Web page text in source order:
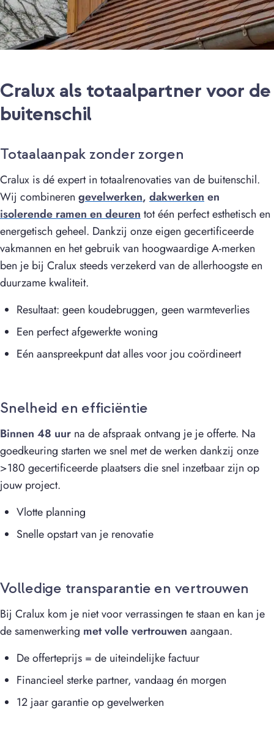
Cralux als totaalpartner voor de
buitenschil
Totaalaanpak zonder zorgen
Cralux is dé expert in totaalrenovaties van de buitenschil.
Wij combineren gevelwerken, dakwerkenen
isolerende ramen en deurentot één perfect esthetisch en
energetisch geheel. Dankzij onze eigen gecertificeerde
vakmannen en het gebruik van hoogwaardige A-merken
ben je bij Cralux steeds verzekerd van de allerhoogste en
duurzame kwaliteit.
Resultaat: geen koudebruggen, geen warmteverlies
Een perfect afgewerkte woning
Eén aanspreekpunt dat alles voor jou coördineert
Snelheid en efficiëntie
Binnen 48 uur na de afspraak ontvang je je offerte. Na
goedkeuring starten we snel met de werken dankzij onze
>180 gecertificeerde plaatsers die snel inzetbaar zijn op
jouw project.
Vlotte planning
Snelle opstart van je renovatie
Volledige transparantie en vertrouwen
Bij Cralux kom je niet voor verrassingen te staan en kan je
de samenwerking met volle vertrouwen aangaan.
De offerteprijs = de uiteindelijke factuur
Financieel sterke partner, vandaag én morgen
12 jaar garantie op gevelwerken